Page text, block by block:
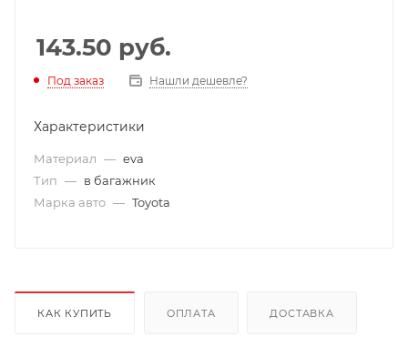
143.50 руб.
Под заказ Нашли дешевле?
Характеристики
Материал — eva
Тип — в багажник
Марка авто — Toyota
КАК КУПИТЬ ОПЛАТА ДОСТАВКА